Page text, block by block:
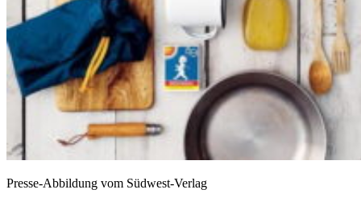
Presse-Abbildung vom Südwest-Verlag